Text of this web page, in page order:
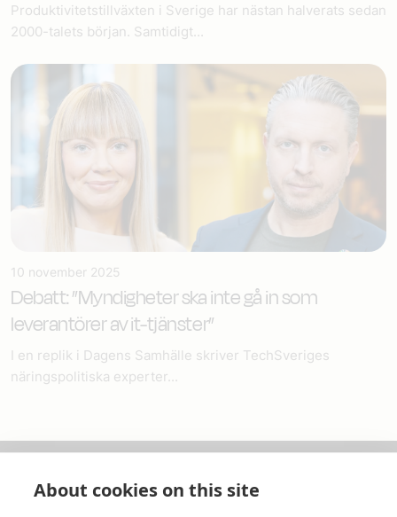
Produktivitetstillväxten i Sverige har nästan halverats sedan
2000-talets början. Samtidigt...
10 november 2025
Debatt: ”Myndigheter ska inte gå in som
leverantörer av it-tjänster”
I en replik i Dagens Samhälle skriver TechSveriges
näringspolitiska experter...
About cookies on this site